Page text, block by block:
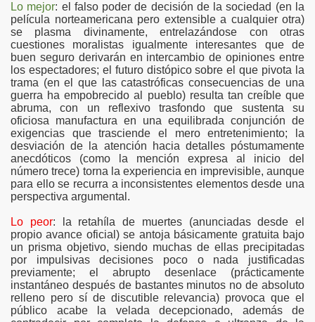
Lo mejor: el falso poder de decisión de la sociedad (en la
película norteamericana pero extensible a cualquier otra)
se plasma divinamente, entrelazándose con otras
cuestiones moralistas igualmente interesantes que de
buen seguro derivarán en intercambio de opiniones entre
los espectadores; el futuro distópico sobre el que pivota la
trama (en el que las catastróficas consecuencias de una
guerra ha empobrecido al pueblo) resulta tan creíble que
abruma, con un reflexivo trasfondo que sustenta su
oficiosa manufactura en una equilibrada conjunción de
exigencias que trasciende el mero entretenimiento; la
desviación de la atención hacia detalles póstumamente
anecdóticos (como la mención expresa al inicio del
número trece) torna la experiencia en imprevisible, aunque
para ello se recurra a inconsistentes elementos desde una
perspectiva argumental.
Lo peor: la retahíla de muertes (anunciadas desde el
propio avance oficial) se antoja básicamente gratuita bajo
un prisma objetivo, siendo muchas de ellas precipitadas
por impulsivas decisiones poco o nada justificadas
previamente; el abrupto desenlace (prácticamente
instantáneo después de bastantes minutos no de absoluto
relleno pero sí de discutible relevancia) provoca que el
público acabe la velada decepcionado, además de